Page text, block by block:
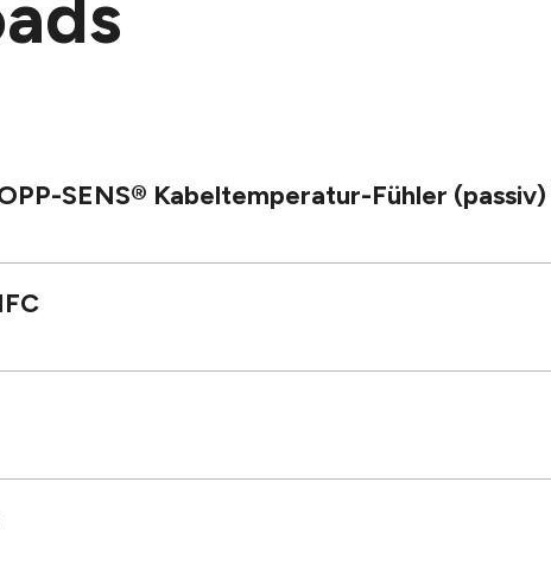
SENS® Kabeltemperatur-Fühler (passiv)